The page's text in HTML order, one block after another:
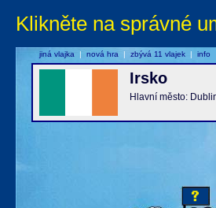
Klikněte na správné
Irsko
Hlavní město:
jiná vlajka | nová hra | zbývá 11 vlajek | info